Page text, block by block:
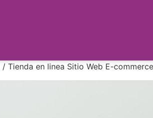
/ Tienda en linea Sitio Web E-